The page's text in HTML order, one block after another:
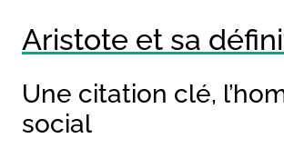
Aristote et sa
Une citation clé,
social